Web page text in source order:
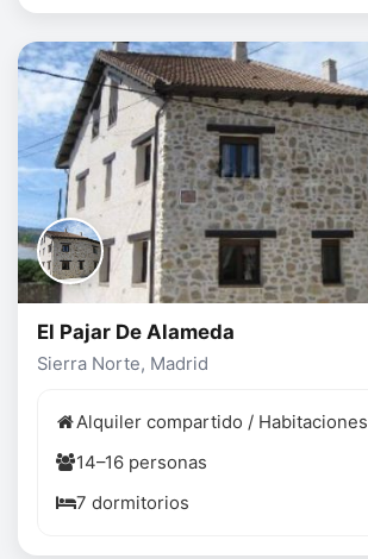
El Pajar De Alameda
Sierra Norte, Madrid
Alquiler compartido / Habitaciones
14–16 personas
7 dormitorios